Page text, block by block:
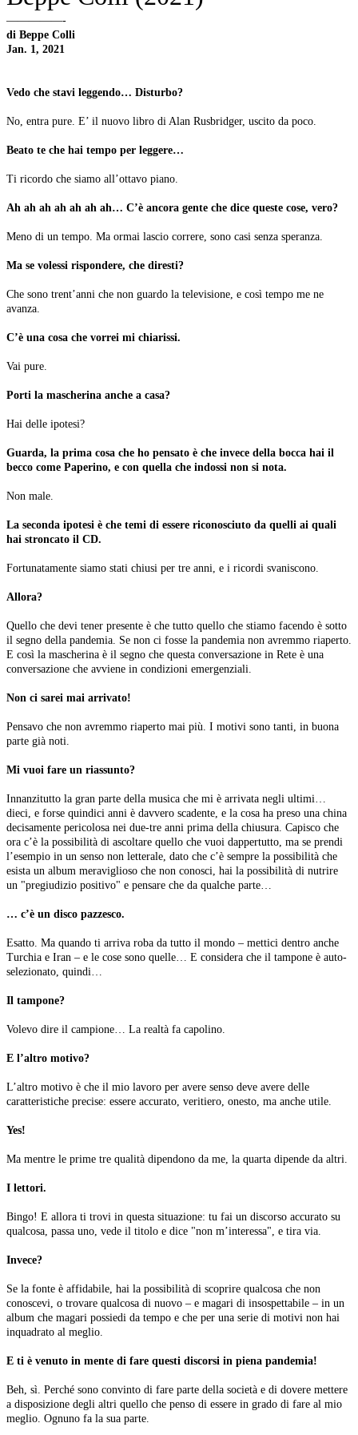
—————-
di Beppe Colli
Jan. 1, 2021
Vedo che stavi leggendo… Disturbo?
No, entra pure. E’ il nuovo libro di Alan Rusbridger, uscito da poco.
Beato te che hai tempo per leggere…
Ti ricordo che siamo all’ottavo piano.
Ah ah ah ah ah ah ah… C’è ancora gente che dice queste cose, vero?
Meno di un tempo. Ma ormai lascio correre, sono casi senza speranza.
Ma se volessi rispondere, che diresti?
Che sono trent’anni che non guardo la televisione, e così tempo me ne
avanza.
C’è una cosa che vorrei mi chiarissi.
Vai pure.
Porti la mascherina anche a casa?
Hai delle ipotesi?
Guarda, la prima cosa che ho pensato è che invece della bocca hai il
becco come Paperino, e con quella che indossi non si nota.
Non male.
La seconda ipotesi è che temi di essere riconosciuto da quelli ai quali
hai stroncato il CD.
Fortunatamente siamo stati chiusi per tre anni, e i ricordi svaniscono.
Allora?
Quello che devi tener presente è che tutto quello che stiamo facendo è sotto
il segno della pandemia. Se non ci fosse la pandemia non avremmo riaperto.
E così la mascherina è il segno che questa conversazione in Rete è una
conversazione che avviene in condizioni emergenziali.
Non ci sarei mai arrivato!
Pensavo che non avremmo riaperto mai più. I motivi sono tanti, in buona
parte già noti.
Mi vuoi fare un riassunto?
Innanzitutto la gran parte della musica che mi è arrivata negli ultimi…
dieci, e forse quindici anni è davvero scadente, e la cosa ha preso una china
decisamente pericolosa nei due-tre anni prima della chiusura. Capisco che
ora c’è la possibilità di ascoltare quello che vuoi dappertutto, ma se prendi
l’esempio in un senso non letterale, dato che c’è sempre la possibilità che
esista un album meraviglioso che non conosci, hai la possibilità di nutrire
un "pregiudizio positivo" e pensare che da qualche parte…
… c’è un disco pazzesco.
Esatto. Ma quando ti arriva roba da tutto il mondo – mettici dentro anche
Turchia e Iran – e le cose sono quelle… E considera che il tampone è auto-
selezionato, quindi…
Il tampone?
Volevo dire il campione… La realtà fa capolino.
E l’altro motivo?
L’altro motivo è che il mio lavoro per avere senso deve avere delle
caratteristiche precise: essere accurato, veritiero, onesto, ma anche utile.
Yes!
Ma mentre le prime tre qualità dipendono da me, la quarta dipende da altri.
I lettori.
Bingo! E allora ti trovi in questa situazione: tu fai un discorso accurato su
qualcosa, passa uno, vede il titolo e dice "non m’interessa", e tira via.
Invece?
Se la fonte è affidabile, hai la possibilità di scoprire qualcosa che non
conoscevi, o trovare qualcosa di nuovo – e magari di insospettabile – in un
album che magari possiedi da tempo e che per una serie di motivi non hai
inquadrato al meglio.
E ti è venuto in mente di fare questi discorsi in piena pandemia!
Beh, sì. Perché sono convinto di fare parte della società e di dovere mettere
a disposizione degli altri quello che penso di essere in grado di fare al mio
meglio. Ognuno fa la sua parte.